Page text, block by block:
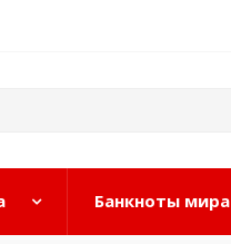
Банкноты мира